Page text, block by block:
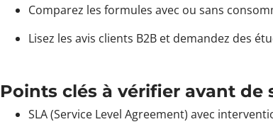
Comparez les formules avec ou sans
Lisez les avis clients B2B et demandez des
Points clés à vérifier avant
SLA (Service Level Agreement) avec